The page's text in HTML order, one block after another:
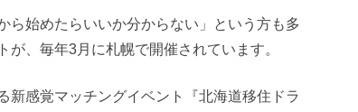
ら始めたらいいか分からない」という方も多
、毎年3月に札幌で開催されています。
新感覚マッチングイベント『北海道移住ドラ